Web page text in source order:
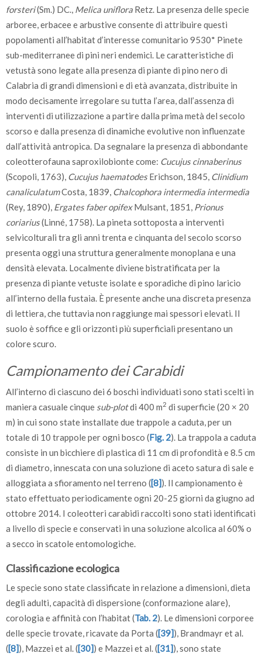
forsteri(Sm.) DC., Melica uniflora Retz. La presenza delle specie
arboree, erbacee e arbustive consente di attribuire questi
popolamenti all’habitat d’interesse comunitario 9530* Pinete
sub-mediterranee di pini neri endemici. Le caratteristiche di
vetustà sono legate alla presenza di piante di pino nero di
Calabria di grandi dimensioni e di età avanzata, distribuite in
modo decisamente irregolare su tutta l’area, dall’assenza di
interventi di utilizzazione a partire dalla prima metà del secolo
scorso e dalla presenza di dinamiche evolutive non influenzate
dall’attività antropica. Da segnalare la presenza di abbondante
coleotterofauna saproxilobionte come: Cucujus cinnaberinus
(Scopoli, 1763), Cucujus haematodesErichson, 1845, Clinidium
canaliculatumCosta, 1839, Chalcophora intermedia intermedia
(Rey, 1890), Ergates faber opifexMulsant, 1851, Prionus
coriarius(Linné, 1758). La pineta sottoposta a interventi
selvicolturali tra gli anni trenta e cinquanta del secolo scorso
presenta oggi una struttura generalmente monoplana e una
densità elevata. Localmente diviene bistratificata per la
presenza di piante vetuste isolate e sporadiche di pino laricio
all’interno della fustaia. È presente anche una discreta presenza
di lettiera, che tuttavia non raggiunge mai spessori elevati. Il
suolo è soffice e gli orizzonti più superficiali presentano un
colore scuro.
Campionamento dei Carabidi
All’interno di ciascuno dei 6 boschi individuati sono stati scelti in
maniera casuale cinque sub-plotdi 400 m2 di superficie (20 × 20
m) in cui sono state installate due trappole a caduta, per un
totale di 10 trappole per ogni bosco (Fig. 2). La trappola a caduta
consiste in un bicchiere di plastica di 11 cm di profondità e 8.5 cm
di diametro, innescata con una soluzione di aceto satura di sale e
alloggiata a sfioramento nel terreno ([8]). Il campionamento è
stato effettuato periodicamente ogni 20-25 giorni da giugno ad
ottobre 2014. I coleotteri carabidi raccolti sono stati identificati
a livello di specie e conservati in una soluzione alcolica al 60% o
a secco in scatole entomologiche.
Classificazione ecologica
Le specie sono state classificate in relazione a dimensioni, dieta
degli adulti, capacità di dispersione (conformazione alare),
corologia e affinità con l’habitat (Tab. 2). Le dimensioni corporee
delle specie trovate, ricavate da Porta ([39]), Brandmayr et al.
([8]), Mazzei et al. ([30]) e Mazzei et al. ([31]), sono state